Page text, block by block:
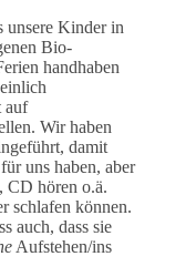
unsere Kinder in
Bio-
handhaben
auf
Wir haben
damit
uns haben, aber
CD hören o.ä.
schlafen können.
auch, dass sie
Aufstehen/ins